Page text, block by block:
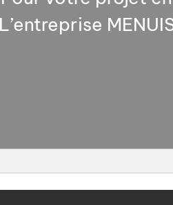
L’entreprise